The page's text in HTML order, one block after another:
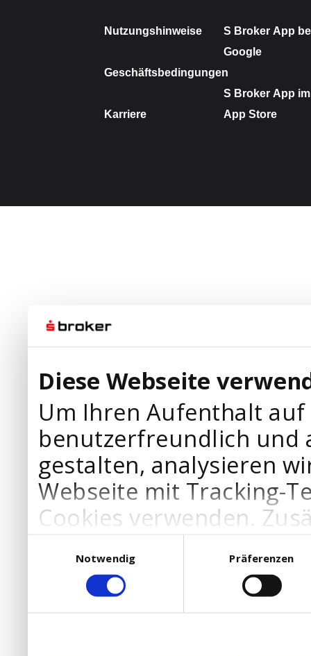
Diese Webseite
Um Ihren Aufenthalt
benutzerfreundlich und
gestalten, analysieren
Webseite mit Tracking-
Cookies verwenden.
Werbepartner
Ihre Bedürfnisse
die Verwendung von
DSGVO.
Notwendig
Präferenzen